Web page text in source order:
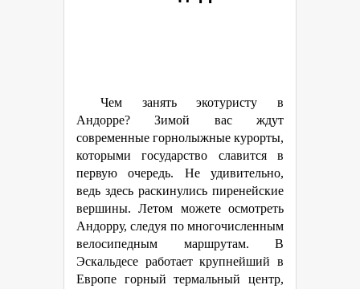
Чем занять экотуристу в
Андорре? Зимой вас ждут
современные горнолыжные курорты,
которыми государство славится в
первую очередь. Не удивительно,
ведь здесь раскинулись пиренейские
вершины. Летом можете осмотреть
Андорру, следуя по многочисленным
велосипедным маршрутам. В
Эскальдесе работает крупнейший в
Европе горный термальный центр,